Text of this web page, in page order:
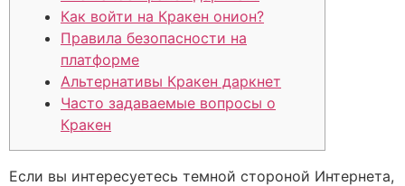
Как войти на Кракен онион?
Правила безопасности на
платформе
Альтернативы Кракен даркнет
Часто задаваемые вопросы о
Кракен
Если вы интересуетесь темной стороной Интернета,